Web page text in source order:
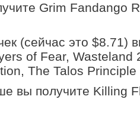
Grim Fandango
(сейчас это $8.71)
of Fear,
The Talos
вы получите Killing